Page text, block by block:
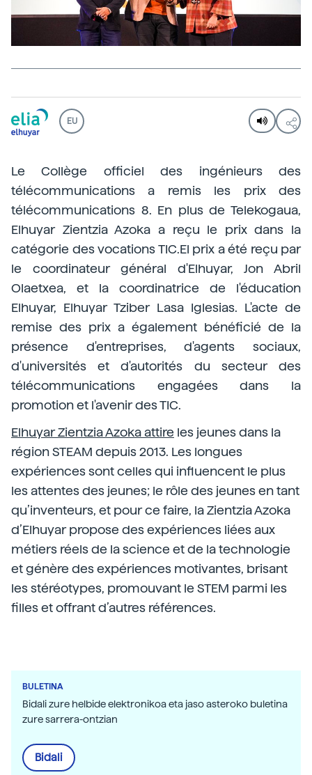
EU
Le Collège officiel des ingénieurs des
télécommunications a remis les prix des
télécommunications 8. En plus de Telekogaua,
Elhuyar Zientzia Azoka a reçu le prix dans la
catégorie des vocations TIC.El prix a été reçu par
le coordinateur général d'Elhuyar, Jon Abril
Olaetxea, et la coordinatrice de l'éducation
Elhuyar, Elhuyar Tziber Lasa Iglesias. L'acte de
remise des prix a également bénéficié de la
présence d'entreprises, d'agents sociaux,
d'universités et d'autorités du secteur des
télécommunications engagées dans la
promotion et l'avenir des TIC.
Elhuyar Zientzia Azoka attire les jeunes dans la
région STEAM depuis 2013. Les longues
expériences sont celles qui influencent le plus
les attentes des jeunes; le rôle des jeunes en tant
qu’inventeurs, et pour ce faire, la Zientzia Azoka
d’Elhuyar propose des expériences liées aux
métiers réels de la science et de la technologie
et génère des expériences motivantes, brisant
les stéréotypes, promouvant le STEM parmi les
filles et offrant d’autres références.
BULETINA
Bidali zure helbide elektronikoa eta jaso asteroko buletina
zure sarrera-ontzian
Bidali